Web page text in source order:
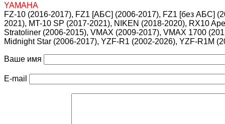
YAMAHA
FZ-10 (2016-2017), FZ1 [АБС] (2006-2017), FZ1 [без АБС]
2021), MT-10 SP (2017-2021), NIKEN (2018-2020), RX10
Stratoliner (2006-2015), VMAX (2009-2017), VMAX 1700
Midnight Star (2006-2017), YZF-R1 (2002-2026), YZF-R1M
Ваше имя
E-mail